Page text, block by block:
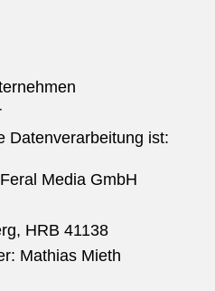
Datenverarbeitung ist:
Media GmbH
HRB 41138
Mathias Mieth